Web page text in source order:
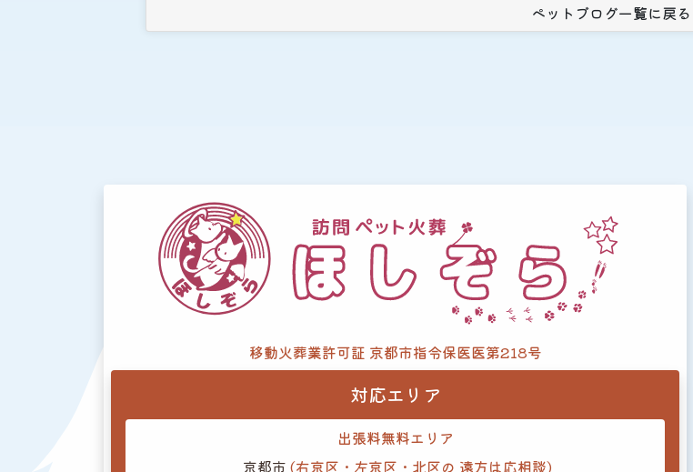
ペットブログ一覧に戻る
移動火葬業許可証 京都市指令保医医第218号
対応エリア
出張料無料エリア
京都市 (右京区・左京区・北区の 遠方は応相談)